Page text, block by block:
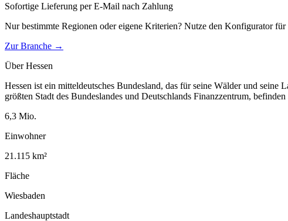
Sofortige Lieferung per E-Mail nach Zahlung
Nur bestimmte Regionen oder eigene Kriterien? Nutze den Konfigurator für
Zur Branche →
ÜberHessen
Hessen ist ein mitteldeutsches Bundesland, das für seine Wälder und
größten Stadt des Bundeslandes und Deutschlands Finanzzentrum,
6,3 Mio.
Einwohner
21.115 km²
Fläche
Wiesbaden
Landeshauptstadt